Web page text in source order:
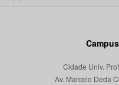
Cidade Univ.
Av. Marcelo Deda